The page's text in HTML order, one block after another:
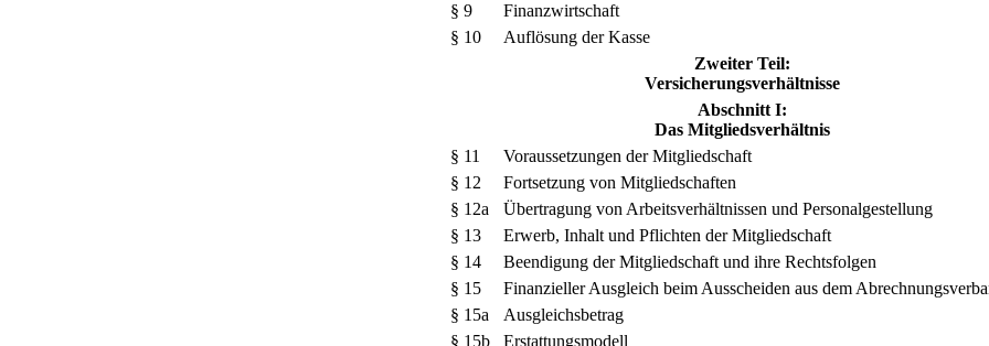
§ 9
Finanzwirtschaft
§ 10
Auflösung der Kasse
Zweiter Teil:
Versicherungsverhältnisse
Abschnitt I:
Das Mitgliedsverhältnis
§ 11
Voraussetzungen der Mitgliedschaft
§ 12
Fortsetzung von Mitgliedschaften
§ 12a
Übertragung von Arbeitsverhältnissen und Personalgestellung
§ 13
Erwerb, Inhalt und Pflichten der Mitgliedschaft
§ 14
Beendigung der Mitgliedschaft und ihre Rechtsfolgen
§ 15
Finanzieller Ausgleich beim Ausscheiden aus dem
§ 15a
Ausgleichsbetrag
§ 15b
Erstattungsmodell